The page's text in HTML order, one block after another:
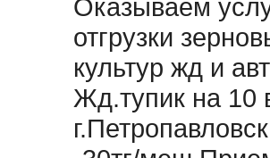
Оказываем
отгрузки
культур жд и
Жд.тупик на 10